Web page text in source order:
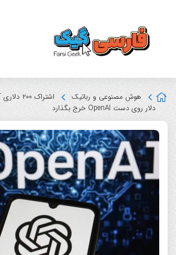
هوش مصنوعی و رباتیک
دلار روی دست OpenAI خرج بگذارد